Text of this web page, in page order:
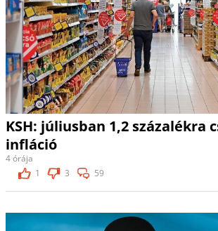
KSH: júliusban 1,2 százalékra
infláció
4 órája
1
3 59